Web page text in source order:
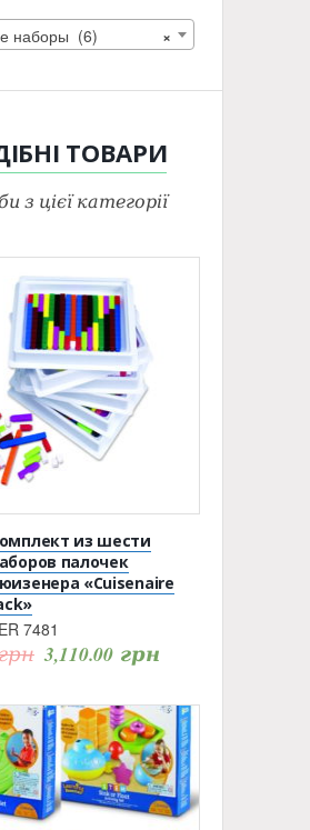
×
наборы (6)
ТОВАРИ
з цієї категорії
из шести
палочек
«Cuisenaire
7481
3,110.00 грн